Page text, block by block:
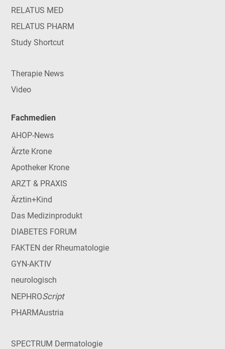
RELATUS MED
RELATUS PHARM
Study Shortcut
Therapie News
Video
Fachmedien
AHOP-News
Ärzte Krone
Apotheker Krone
ARZT & PRAXIS
Ärztin+Kind
Das Medizinprodukt
DIABETES FORUM
FAKTEN der Rheumatologie
GYN-AKTIV
neurologisch
NEPHROScript
PHARMAustria
SPECTRUM Dermatologie